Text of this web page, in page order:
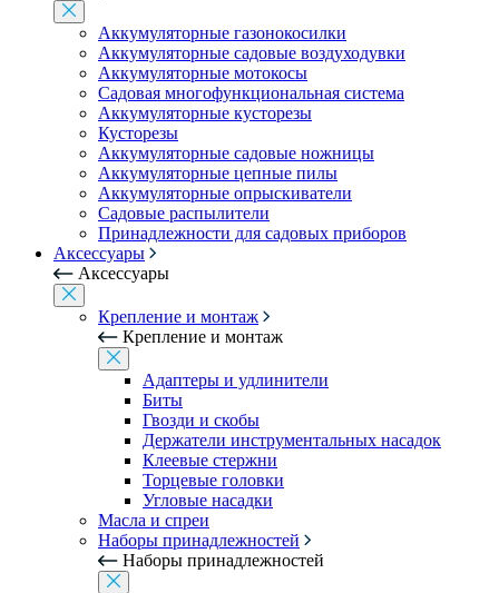
Аккумуляторные газонокосилки
Аккумуляторные садовые воздуходувки
Аккумуляторные мотокосы
Садовая многофункциональная система
Аккумуляторные кусторезы
Кусторезы
Аккумуляторные садовые ножницы
Аккумуляторные цепные пилы
Аккумуляторные опрыскиватели
Садовые распылители
Принадлежности для садовых приборов
Аксессуары
Аксессуары
Крепление и монтаж
Крепление и монтаж
Адаптеры и удлинители
Биты
Гвозди и скобы
Держатели инструментальных насадок
Клеевые стержни
Торцевые головки
Угловые насадки
Масла и спреи
Наборы принадлежностей
Наборы принадлежностей